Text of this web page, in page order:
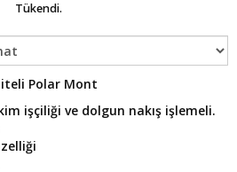
Tükendi.
Polar Mont
işçiliği ve dolgun nakış işlemeli.